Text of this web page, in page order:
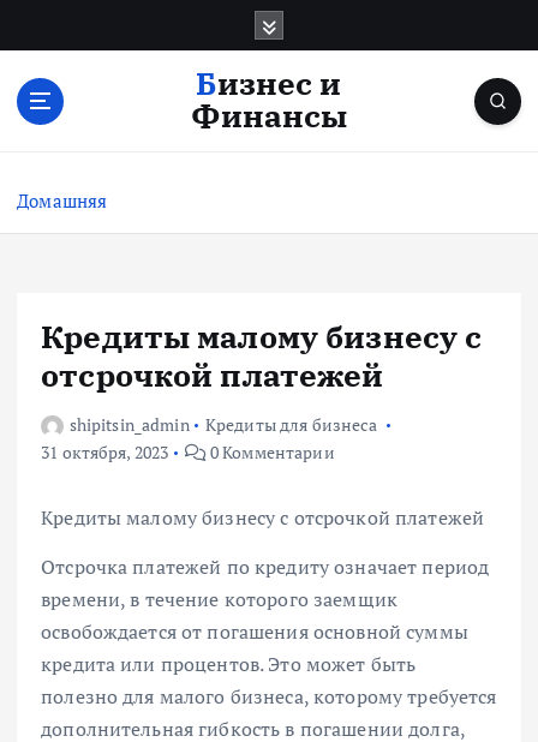
с
Бизнес и
Финансы
Домашняя
Кредиты малому бизнесу с
отсрочкой платежей
shipitsin_admin
Кредиты для бизнеса
31 октября, 2023
0 Комментарии
Кредиты малому бизнесу с отсрочкой платежей
Отсрочка платежей по кредиту означает период
времени, в течение которого заемщик
освобождается от погашения основной суммы
кредита или процентов. Это может быть
полезно для малого бизнеса, которому требуется
дополнительная гибкость в погашении долга,